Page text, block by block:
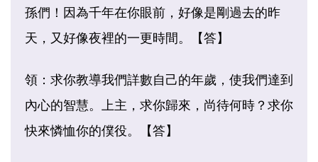
孫們！因為千年在你眼前，好像是剛過去的昨
天，又好像夜裡的一更時間。【答】
領：求你教導我們詳數自己的年歲，使我們達到
內心的智慧。上主，求你歸來，尚待何時？求你
快來憐恤你的僕役。【答】